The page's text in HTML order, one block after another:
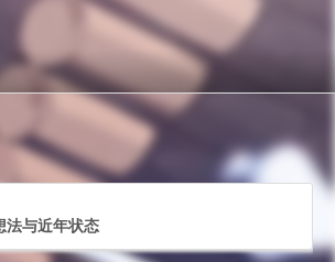
与近年状态